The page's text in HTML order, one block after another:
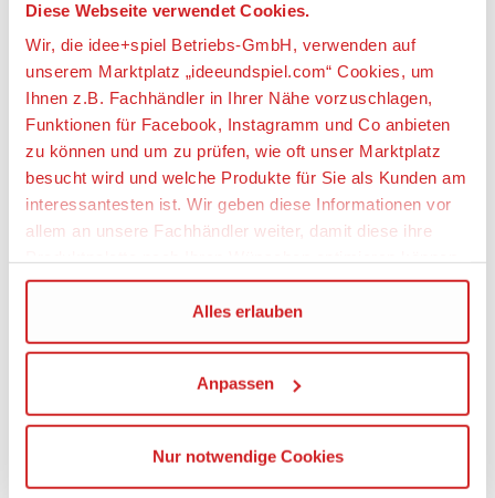
Diese Webseite verwendet Cookies.
Wir, die idee+spiel Betriebs-GmbH, verwenden auf
unserem Marktplatz „ideeundspiel.com“ Cookies, um
Ihnen z.B. Fachhändler in Ihrer Nähe vorzuschlagen,
Funktionen für Facebook, Instagramm und Co anbieten
zu können und um zu prüfen, wie oft unser Marktplatz
besucht wird und welche Produkte für Sie als Kunden am
interessantesten ist. Wir geben diese Informationen vor
allem an unsere Fachhändler weiter, damit diese ihre
Wir verwenden den Google Tag Manager um weitere
Dienste einzubinden.
Wenn Sie auf „Alles erlauben“, klicken, werden ein Teil
Ihrer personenbezogener Daten in die USA übertragen.
Die USA ist ein Drittland, dass nicht von einem
Alles erlauben
Anpassen
Nur notwendige Cookies
weitere Angebote anzeigen
Artikeldetails
SIKU 1534 Chevrolet Corvette ZR1
Artikelbeschreibung:
Der 6,2-Liter-V8 der Chevrolet Corvette ZR1 wuchtet
766 PS auf die Hinterachse. Das Ergebnis: 969
Beschleunigen schwarze Striche auf der Straße -
auch mit den Sportfelgen mit Reifen aus
gummiertem Material. Erst bei Tempo 342 endet der
Vortrieb des legendären amerikanisches Muscle-
Cars. siku lackiert das Spitzenmodell der Baureihe